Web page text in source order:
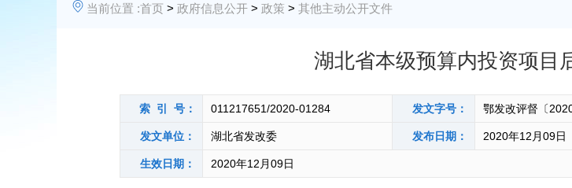
当前位置 :首页 > 政府信息公开 > 政策 > 其他主动公开文件
湖北省本级预算内投资项目
索 引 号： 011217651/2020-01284 发文字号： 鄂发改评督〔
发文单位： 湖北省发改委 发布日期： 2020年12月09日
生效日期： 2020年12月09日